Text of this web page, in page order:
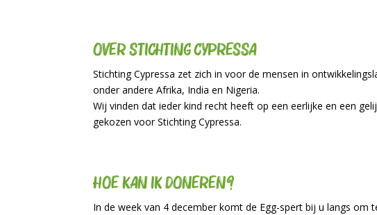
Over Stichting Cypressa
Stichting Cypressa zet zich in voor de mensen in
onder andere Afrika, India en Nigeria.
Wij vinden dat ieder kind recht heeft op een eerlijke en een
gekozen voor Stichting Cypressa.
Hoe kan ik doneren?
In de week van 4 december komt de Egg-spert bij u langs om